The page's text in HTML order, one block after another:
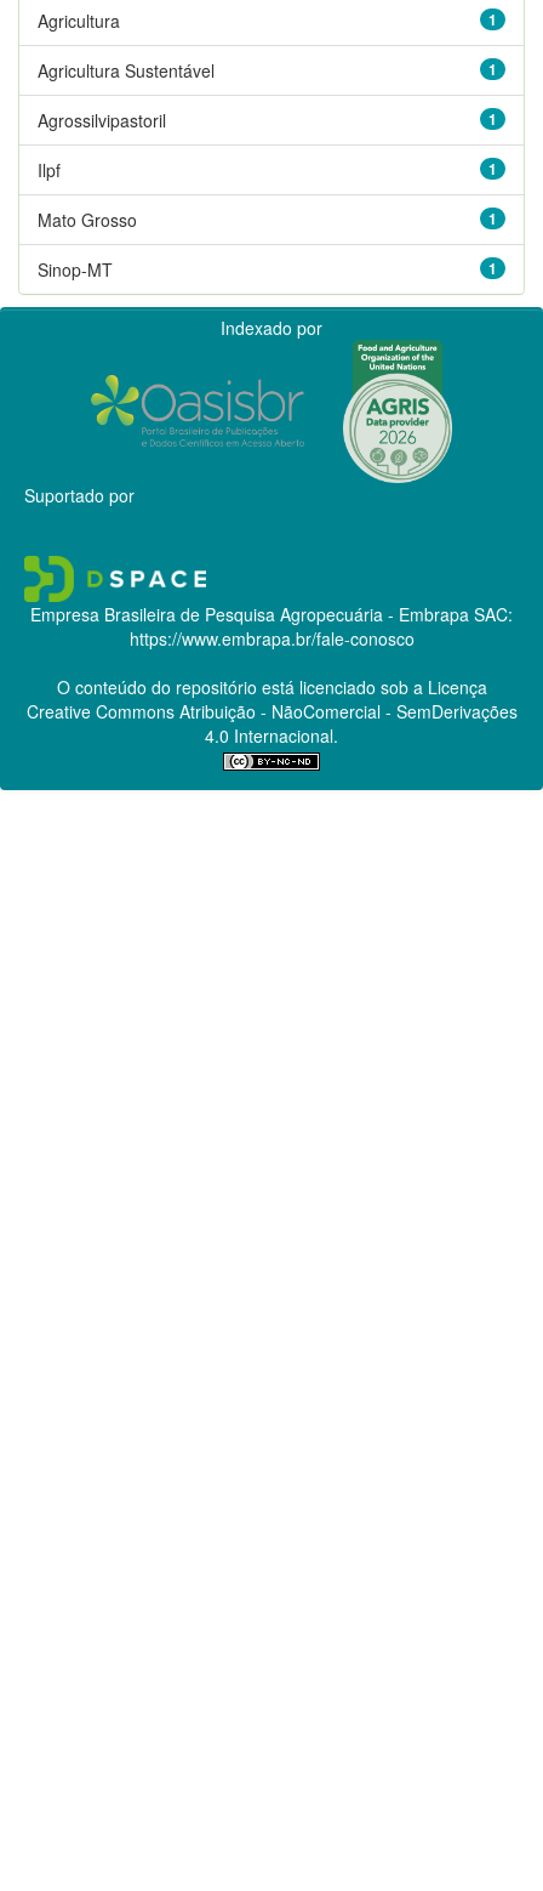
1
Agricultura
1
Agricultura Sustentável
1
Agrossilvipastoril
1
Ilpf
1
Mato Grosso
1
Sinop-MT
Indexado por
Suportado por
Empresa Brasileira de Pesquisa Agropecuária - Embrapa SAC:
https://www.embrapa.br/fale-conosco
O conteúdo do repositório está licenciado sob a Licença
Creative CommonsAtribuição - NãoComercial - SemDerivações
4.0 Internacional.